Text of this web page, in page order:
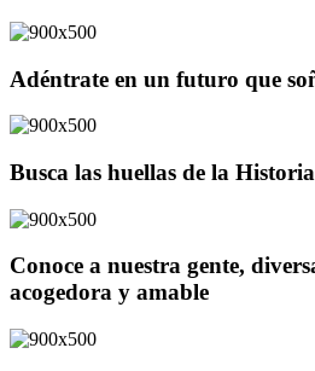
Adéntrate en un futuro que
Busca las huellas de la
Conoce a nuestra gente,
acogedora y amable